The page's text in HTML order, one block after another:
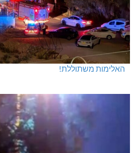
האלימות משתוללת!